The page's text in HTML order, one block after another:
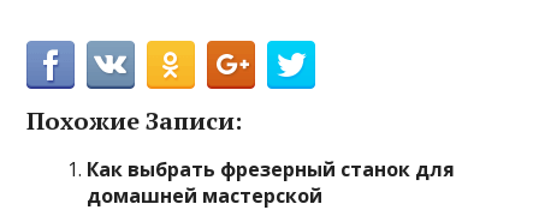
Похожие Записи:
Как выбрать фрезерный станок для
домашней мастерской